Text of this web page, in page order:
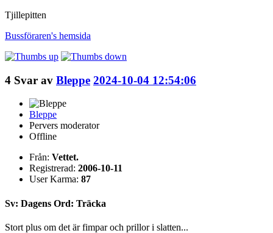
Tjillepitten
Bussföraren's hemsida
4 Svar av Bleppe 2024-10-04 12:54:06
Bleppe
Pervers moderator
Offline
Från: Vettet.
Registrerad: 2006-10-11
User Karma: 87
Sv: Dagens Ord: Träcka
Stort plus om det är fimpar och prillor i slatten...